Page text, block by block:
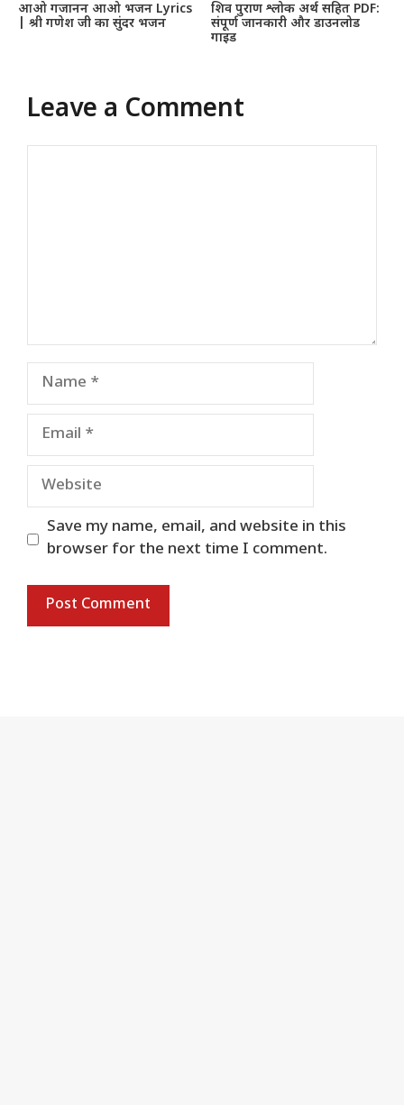
आओ गजानन आओ भजन Lyrics
| श्री गणेश जी का सुंदर भजन
शिव पुराण श्लोक अर्थ सहित PDF:
संपूर्ण जानकारी और डाउनलोड
गाइड
Leave a Comment
Name
Email
Website
Save my name, email, and website in this
browser for the next time I comment.